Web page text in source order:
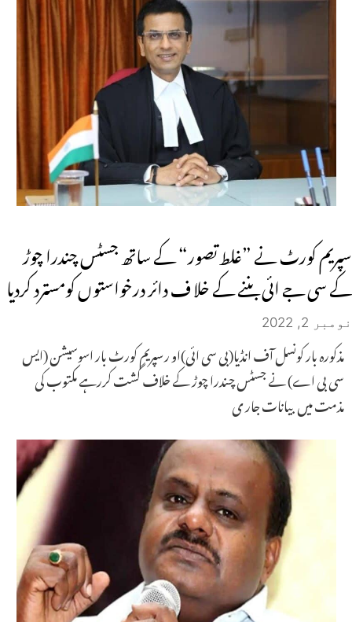
سپریم کورٹ نے ”غلط تصور“ کے ساتھ جسٹس چندرا چوڑ
کے سی جے ائی بننے کے خلا ف دائر درخواستوں کومسترد کردیا
نومبر 2, 2022
مذکورہ بار کونسل آف انڈیا(بی سی ائی)او رسپریم کورٹ بار اسوسیشن (ایس
سی بی اے) نے جسٹس چندرا چوڑ کے خلاف گشت کررہے مکتوب کی
مذمت میں بیانات جار ی